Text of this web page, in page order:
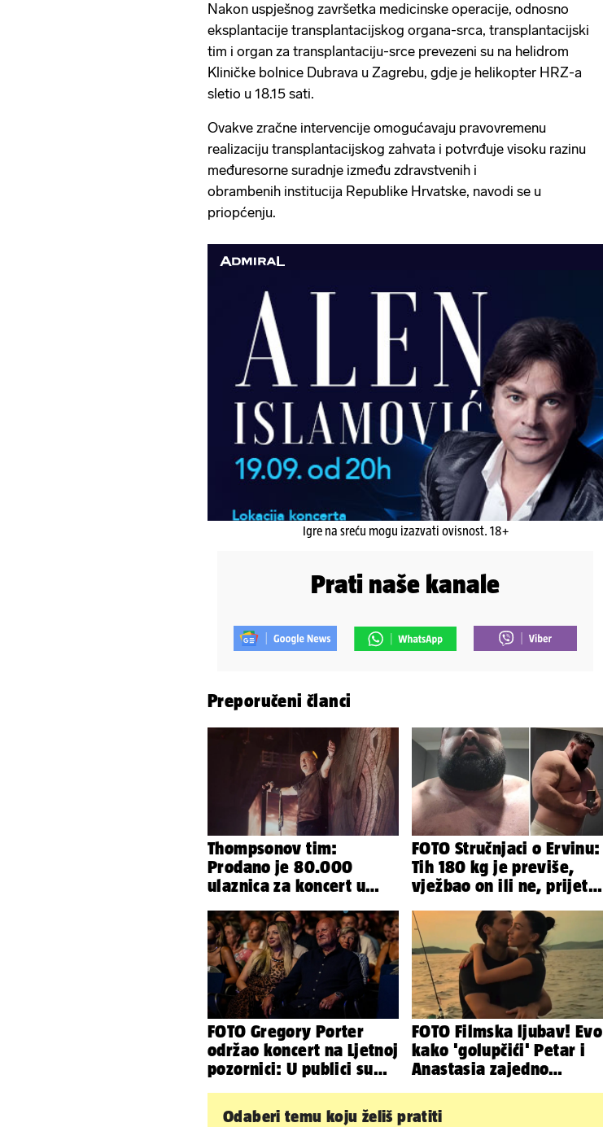
Nakon uspješnog završetka medicinske operacije, odnosno
eksplantacije transplantacijskog organa-srca, transplantacijski
tim i organ za transplantaciju-srce prevezeni su na helidrom
Kliničke bolnice Dubrava u Zagrebu, gdje je helikopter HRZ-a
sletio u 18.15 sati.
Ovakve zračne intervencije omogućavaju pravovremenu
realizaciju transplantacijskog zahvata i potvrđuje visoku razinu
međuresorne suradnje između zdravstvenih i
obrambenih institucija Republike Hrvatske, navodi se u
priopćenju.
Igre na sreću mogu izazvati ovisnost. 18+
Prati naše kanale
Preporučeni članci
Thompsonov tim:
Prodano je 80.000
ulaznica za koncert u
sve
FOTO Stručnjaci o Ervinu:
Tih 180 kg je previše,
vježbao on ili ne, prijete
FOTO Gregory Porter
održao koncert na Ljetnoj
pozornici: U publici su
FOTO Filmska ljubav! Evo
kako 'golupčići' Petar i
Anastasia zajedno
Odaberi temu koju želiš pratiti